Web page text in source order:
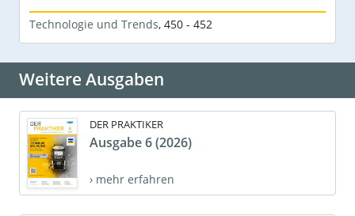
Technologie und Trends, 450 - 452
Weitere Ausgaben
DER PRAKTIKER
Ausgabe 6 (2026)
› mehr erfahren